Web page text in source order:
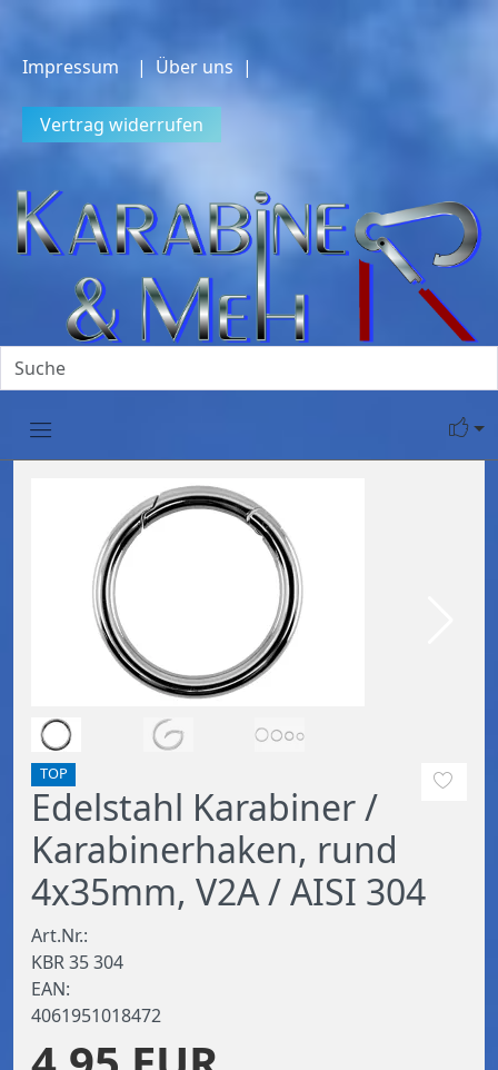
Impressum | Über uns |
Vertrag widerrufen
TOP
Edelstahl Karabiner /
Karabinerhaken, rund
4x35mm, V2A / AISI 304
Art.Nr.:
KBR 35 304
EAN:
4061951018472